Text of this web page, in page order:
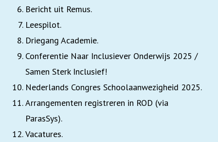
Bericht uit Remus.
Leespilot.
Driegang Academie.
Conferentie Naar Inclusiever Onderwijs 2025 /
Samen Sterk Inclusief!
Nederlands Congres Schoolaanwezigheid 2025.
Arrangementen registreren in ROD (via
ParasSys).
Vacatures.